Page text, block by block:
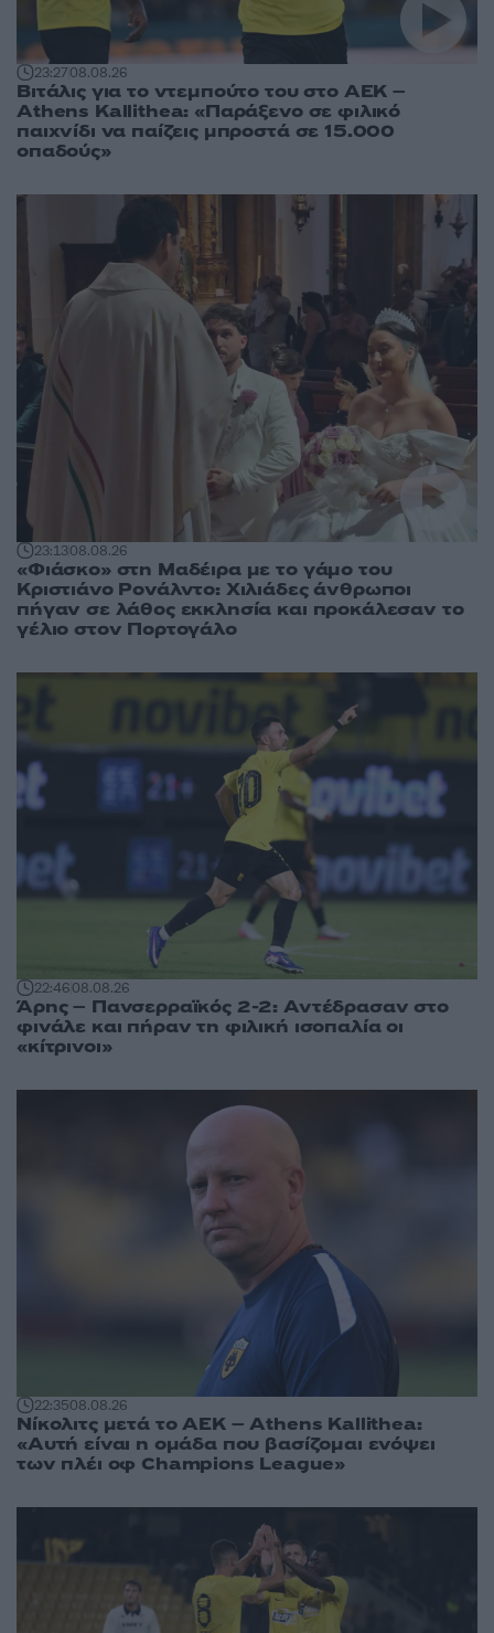
23:2708.08.26
Βιτάλις για το ντεμπούτο του στο ΑΕΚ –
Athens Kallithea: «Παράξενο σε φιλικό
παιχνίδι να παίζεις μπροστά σε 15.000
οπαδούς»
23:1308.08.26
«Φιάσκο» στη Μαδέιρα με το γάμο του
Κριστιάνο Ρονάλντο: Χιλιάδες άνθρωποι
πήγαν σε λάθος εκκλησία και προκάλεσαν το
γέλιο στον Πορτογάλο
22:4608.08.26
Άρης – Πανσερραϊκός 2-2: Αντέδρασαν στο
φινάλε και πήραν τη φιλική ισοπαλία οι
«κίτρινοι»
22:3508.08.26
Νίκολιτς μετά το ΑΕΚ – Athens Kallithea:
«Αυτή είναι η ομάδα που βασίζομαι ενόψει
των πλέι οφ Champions League»